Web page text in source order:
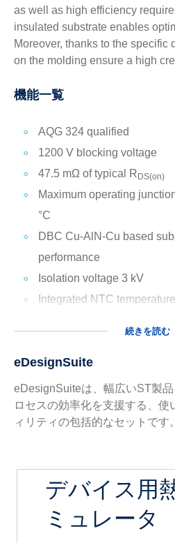
as well as high efficiency
insulated substrate enables
Moreover, thanks to the specific
on the molding ensure a high
機能一覧
AQG 324 qualified
1200 V blocking voltage
47.5 mΩ of typical R DS(on)
Maximum operating
°C
DBC Cu-AlN-Cu based
performance
Isolation voltage 3 kV
Integrated NTC
続きを読む
eDesignSuite
eDesignSuiteは、幅広いST製
ロセスの効率化を支援する、使
ィリティの包括的なセットです。
デバイス用
ミュレータ